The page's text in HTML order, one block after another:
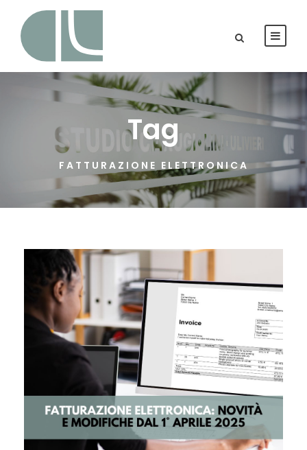
Tag
FATTURAZIONE ELETTRONICA